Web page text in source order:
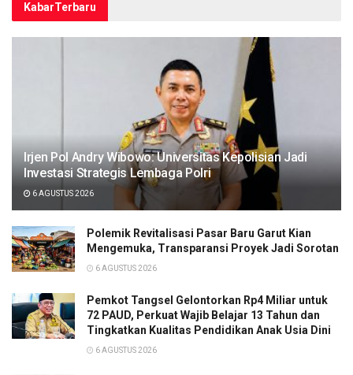
KabarTerbaru
Irjen Pol Andry Wibowo: Universitas Kepolisian Jadi
Investasi Strategis Lembaga Polri
6 AGUSTUS 2026
Polemik Revitalisasi Pasar Baru Garut Kian
Mengemuka, Transparansi Proyek Jadi Sorotan
6 AGUSTUS 2026
Pemkot Tangsel Gelontorkan Rp4 Miliar untuk
72 PAUD, Perkuat Wajib Belajar 13 Tahun dan
Tingkatkan Kualitas Pendidikan Anak Usia Dini
6 AGUSTUS 2026